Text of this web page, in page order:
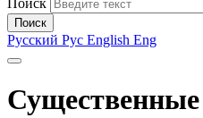
Поиск
Русский Рус English Eng